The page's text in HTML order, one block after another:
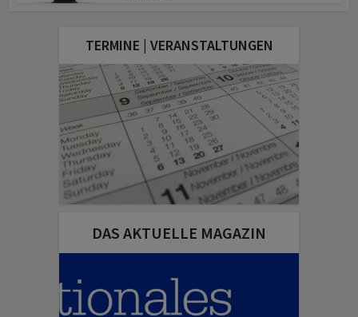
TERMINE | VERANSTALTUNGEN
DAS AKTUELLE MAGAZIN